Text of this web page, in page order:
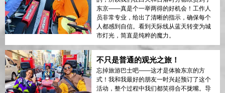
东京——真是个一举两得的好机会！工作人
员非常专业，给出了清晰的指示，确保每个
人都感到自信。看到天际线从蓝天转变为城
市灯光，简直是纯粹的魔力。
不只是普通的观光之旅！
忘掉旅游巴士吧——这才是体验东京的方
式！我和我最好的朋友一时兴起预订了这个
活动，整个过程中我们都笑得合不拢嘴。导